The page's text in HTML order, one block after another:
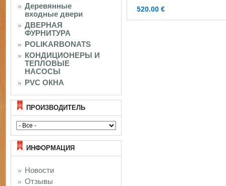
Деревянные
входные двери
ДВЕРНАЯ
ФУРНИТУРА
POLIKARBONATS
КОНДИЦИОНЕРЫ И
ТЕПЛОВЫЕ
НАСОСЫ
PVC ОКНА
ПРОИЗВОДИТЕЛЬ
ИНФОРМАЦИЯ
Новости
Отзывы
520.00 €